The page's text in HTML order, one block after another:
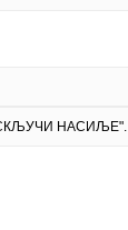
НАСИЉЕ".